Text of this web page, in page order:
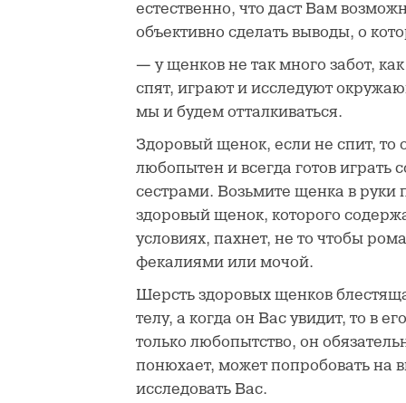
естественно, что даст Вам
объективно сделать выводы, о
— у щенков не так много забот,
спят, играют и исследуют
мы и будем отталкиваться.
Здоровый щенок, если не спит, то
любопытен и всегда готов играть
сестрами. Возьмите щенка в руки
здоровый щенок, которого
условиях, пахнет, не то чтобы
фекалиями или мочой.
Шерсть здоровых щенков
телу, а когда он Вас увидит, то в
только любопытство, он
понюхает, может попробовать на
исследовать Вас.